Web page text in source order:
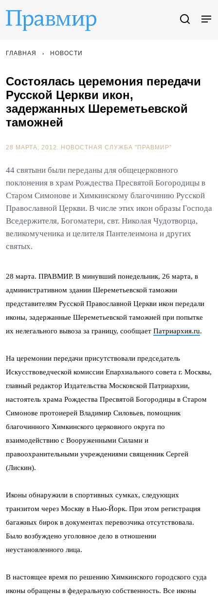
ГЛАВНАЯ НОВОСТИ
Состоялась церемония передачи
Русской Церкви икон,
задержанных Шереметьевской
таможней
28 МАРТА, 2012. НОВОСТНАЯ СЛУЖБА "ПРАВМИР"
44 святыни были переданы для общецерковного
поклонения в храм Рождества Пресвятой Богородицы в
Старом Симонове и Химкинскому благочинию Русской
Православной Церкви. В числе этих икон образы Господа
Вседержителя, Богоматери, свт. Николая Чудотворца,
великомученика и целителя Пантелеимона и других
святых.
28 марта. ПРАВМИР. В минувший понедельник, 26 марта, в
административном здании Шереметьевской таможни
представителям Русской Православной Церкви икон передали
иконы, задержанные Шереметьевской таможней при попытке
их нелегального вывоза за границу, сообщает Патриархия.ru.
На церемонии передачи присутствовали председатель
Искусствоведческой комиссии Епархиального совета г. Москвы,
главный редактор Издательства Московской Патриархии,
настоятель храма Рождества Пресвятой Богородицы в Старом
Симонове протоиерей Владимир Силовьев, помощник
благочинного Химкинского церковного округа по
взаимодействию с Вооруженными Силами и
правоохранительными учреждениями священник Сергей
(Лискин).
Иконы обнаружили в спортивных сумках, следующих
транзитом через Москву в Нью-Йорк. При этом регистрация
багажных бирок в документах перевозчика отсутствовала.
Было возбуждено уголовное дело в отношении
неустановленного лица.
В настоящее время по решению Химкинского городского суда
иконы обращены в федеральную собственность. Все иконы